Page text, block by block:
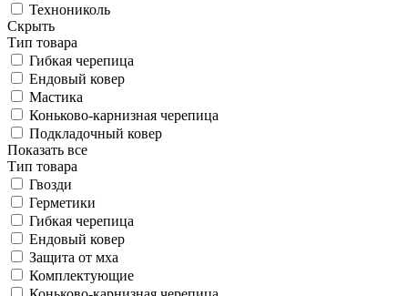
Технониколь
Скрыть
Тип товара
Гибкая черепица
Ендовый ковер
Мастика
Коньково-карнизная черепица
Подкладочный ковер
Показать все
Тип товара
Гвозди
Герметики
Гибкая черепица
Ендовый ковер
Защита от мха
Комплектующие